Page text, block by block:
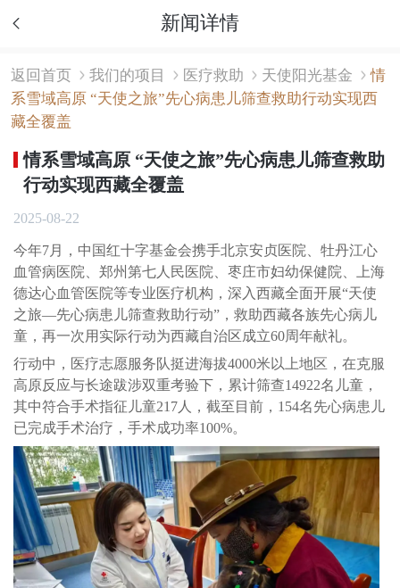
新闻详情
返回首页 我们的项目 医疗救助 天使阳光基金
情
系雪域高原 “天使之旅”先心病患儿筛查救助行动实现西
藏全覆盖
情系雪域高原 “天使之旅”先心病患儿筛查救助
行动实现西藏全覆盖
2025-08-22
今年7月，中国红十字基金会携手北京安贞医院、牡丹江心
血管病医院、郑州第七人民医院、枣庄市妇幼保健院、上海
德达心血管医院等专业医疗机构，深入西藏全面开展“天使
之旅—先心病患儿筛查救助行动”，救助西藏各族先心病儿
童，再一次用实际行动为西藏自治区成立60周年献礼。
行动中，医疗志愿服务队挺进海拔4000米以上地区，在克服
高原反应与长途跋涉双重考验下，累计筛查14922名儿童，
其中符合手术指征儿童217人，截至目前，154名先心病患儿
已完成手术治疗，手术成功率100%。